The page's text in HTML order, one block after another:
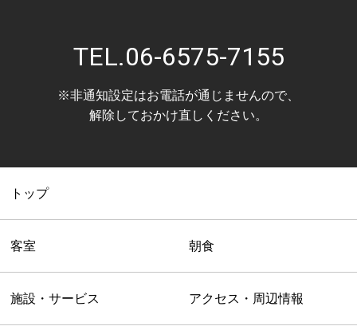
新紙幣、新硬貨ともに対応しております。
TEL.06-6575-7155
※非通知設定はお電話が通じませんので、
解除しておかけ直しください。
トップ
客室 朝食
施設・サービス アクセス・周辺情報